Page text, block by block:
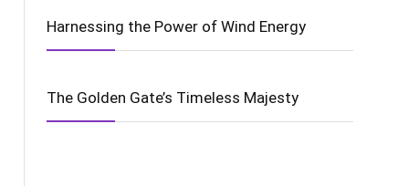
Harnessing the Power of Wind Energy
The Golden Gate’s Timeless Majesty